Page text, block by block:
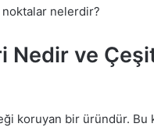
nelerdir?
Nedir ve
koruyan bir üründür. Bu